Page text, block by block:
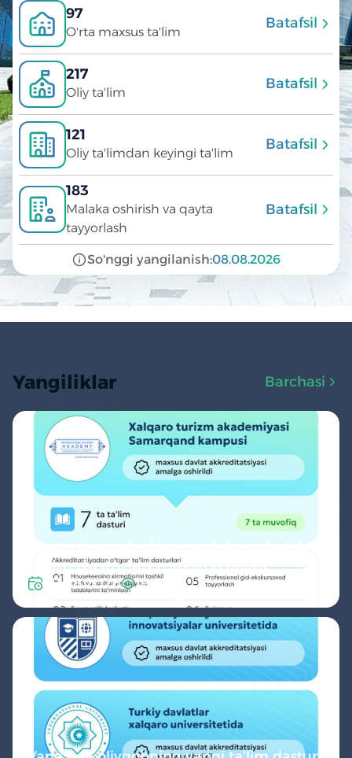
97
O'rta maxsus ta'lim
Batafsil
217
Oliy ta'lim
Batafsil
121
Oliy ta'limdan keyingi ta'lim
Batafsil
183
Malaka oshirish va qayta
tayyorlash
Batafsil
So'nggi yangilanish:08.08.2026
Yangiliklar Barchasi
Qayta tayyorlash va malaka oshirish
ta’lim dasturlari maxsus davlat
akkreditatsiyasidan o‘tdi
07.08.2026 19